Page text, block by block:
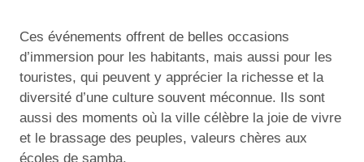
Ces événements offrent de belles occasions
d’immersion pour les habitants, mais aussi pour les
touristes, qui peuvent y apprécier la richesse et la
diversité d’une culture souvent méconnue. Ils sont
aussi des moments où la ville célèbre la joie de vivre
et le brassage des peuples, valeurs chères aux
écoles de samba.